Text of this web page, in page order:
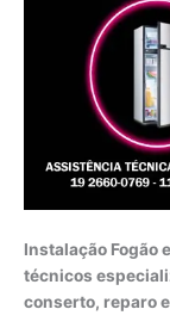
Instalação Fogão
técnicos
conserto, reparo